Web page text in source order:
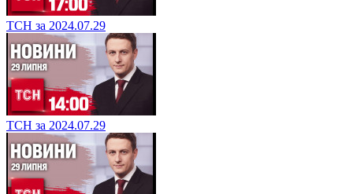
ТСН за 2024.07.29
ТСН за 2024.07.29